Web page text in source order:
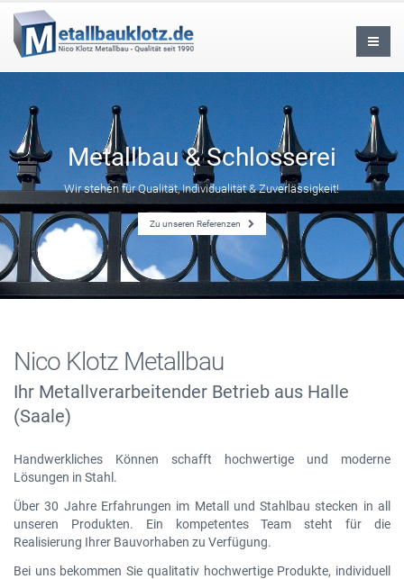
Metallbau & Schlosserei
Wir stehen für Qualität, Individualität & Zuverlässigkeit!
Zu unseren Referenzen
Nico Klotz Metallbau
Ihr Metallverarbeitender Betrieb aus Halle
(Saale)
Handwerkliches Können schafft hochwertige und moderne
Lösungen in Stahl.
Über 30 Jahre Erfahrungen im Metall und Stahlbau stecken in all
unseren Produkten. Ein kompetentes Team steht für die
Realisierung Ihrer Bauvorhaben zu Verfügung.
Bei uns bekommen Sie qualitativ hochwertige Produkte, individuell